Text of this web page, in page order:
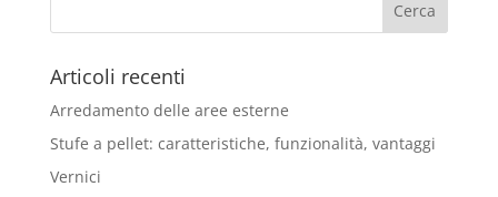
Articoli recenti
Arredamento delle aree esterne
Stufe a pellet: caratteristiche, funzionalità, vantaggi
Vernici